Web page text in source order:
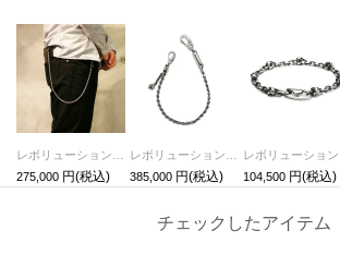
275,000
385,000
104,500
チェックしたアイテム